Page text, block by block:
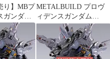
り】MBプ
ガンダム
兵装防楯
METALBUILD プロヴ
ィデンスガンダム
CLIMAX BATTLE Ver.